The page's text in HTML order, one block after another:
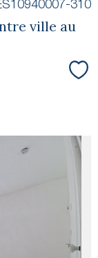
ville au
310